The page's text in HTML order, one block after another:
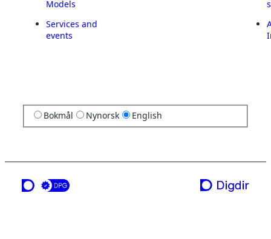
Models
Services and
events
Bokmål Nynorsk English